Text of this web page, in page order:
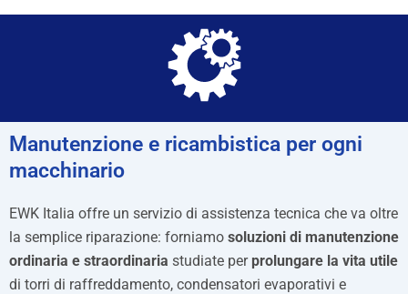
Manutenzione e ricambistica per ogni
macchinario​​
EWK Italia offre un servizio di assistenza tecnica che va oltre
la semplice riparazione: forniamo soluzioni di manutenzione
ordinaria e straordinaria studiate per prolungare la vita utile
di torri di raffreddamento, condensatori evaporativi e